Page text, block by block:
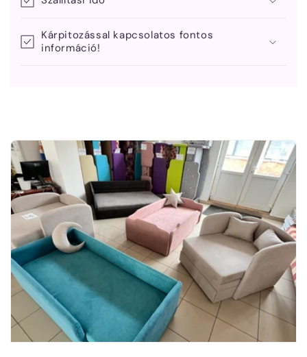
Kárpitozással kapcsolatos fontos
információ!